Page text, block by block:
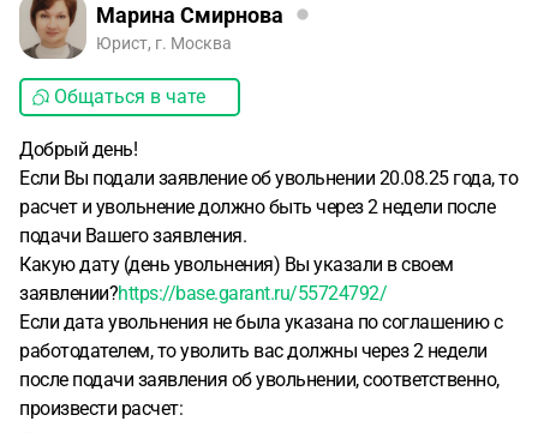
Марина Смирнова
Юрист, г. Москва
Общаться в чате
Добрый день!
Если Вы подали заявление об увольнении 20.08.25 года, то
расчет и увольнение должно быть через 2 недели после
подачи Вашего заявления.
Какую дату (день увольнения) Вы указали в своем
заявлении?https://base.garant.ru/55724792/
Если дата увольнения не была указана по соглашению с
работодателем, то уволить вас должны через 2 недели
после подачи заявления об увольнении, соответственно,
произвести расчет: